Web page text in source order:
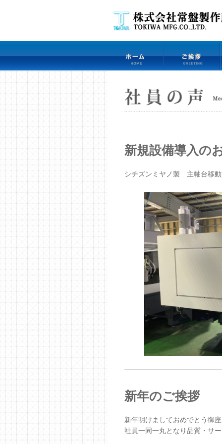
新規設備導入の
シチズンミヤノ製 主軸台移
新年のご挨拶
新年明けましておめでとう御
社員一同一丸となり品質・サ